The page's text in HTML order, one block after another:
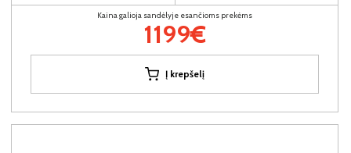
Kaina galioja sandėlyje esančioms prekėms
1199€
Į krepšelį